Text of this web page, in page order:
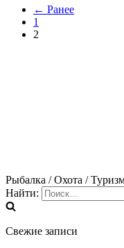
← Ранее
1
2
Рыбалка / Охота /
Найти:
Свежие записи